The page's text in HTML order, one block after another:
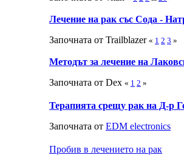
Лечение на рак със Сода -
Започната от Trailblazer « 1 2 3 »
Методът за лечение на
Започната от Dex « 1 2 »
Терапията срещу рак на Д-р
Започната от EDM electronics
Пробив в лечението на рак